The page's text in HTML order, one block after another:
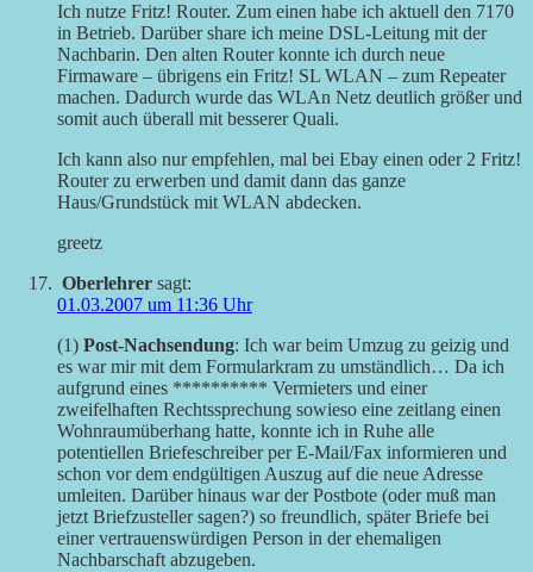
Ich nutze Fritz! Router. Zum einen habe ich aktuell den 7170
in Betrieb. Darüber share ich meine DSL-Leitung mit der
Nachbarin. Den alten Router konnte ich durch neue
Firmaware – übrigens ein Fritz! SL WLAN – zum Repeater
machen. Dadurch wurde das WLAn Netz deutlich größer und
somit auch überall mit besserer Quali.
Ich kann also nur empfehlen, mal bei Ebay einen oder 2 Fritz!
Router zu erwerben und damit dann das ganze
Haus/Grundstück mit WLAN abdecken.
greetz
Oberlehrer sagt:
01.03.2007 um 11:36 Uhr
(1) Post-Nachsendung: Ich war beim Umzug zu geizig und
es war mir mit dem Formularkram zu umständlich… Da ich
aufgrund eines ********** Vermieters und einer
zweifelhaften Rechtssprechung sowieso eine zeitlang einen
Wohnraumüberhang hatte, konnte ich in Ruhe alle
potentiellen Briefeschreiber per E-Mail/Fax informieren und
schon vor dem endgültigen Auszug auf die neue Adresse
umleiten. Darüber hinaus war der Postbote (oder muß man
jetzt Briefzusteller sagen?) so freundlich, später Briefe bei
einer vertrauenswürdigen Person in der ehemaligen
Nachbarschaft abzugeben.